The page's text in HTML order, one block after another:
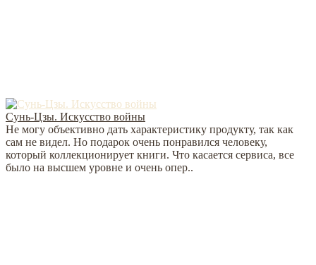
Сунь-Цзы. Искусство войны
Не могу объективно дать характеристику продукту, так как
сам не видел. Но подарок очень понравился человеку,
который коллекционирует книги. Что касается сервиса, все
было на высшем уровне и очень опер..